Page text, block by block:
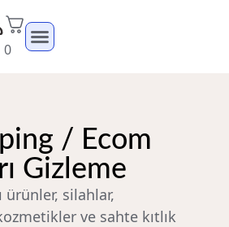
0
/ Ecom
Gizleme
ürünler, silahlar,
ve sahte kıtlık